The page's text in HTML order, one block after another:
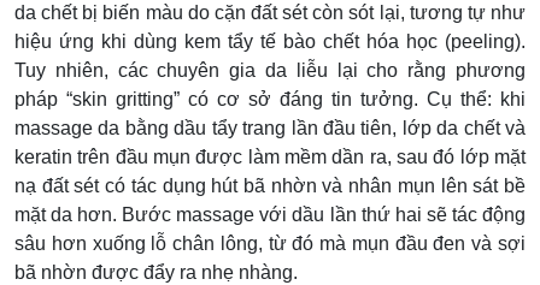
da chết bị biến màu do cặn đất sét còn sót lại, tương tự như
hiệu ứng khi dùng kem tẩy tế bào chết hóa học (peeling).
Tuy nhiên, các chuyên gia da liễu lại cho rằng phương
pháp “skin gritting” có cơ sở đáng tin tưởng. Cụ thể: khi
massage da bằng dầu tẩy trang lần đầu tiên, lớp da chết và
keratin trên đầu mụn được làm mềm dần ra, sau đó lớp mặt
nạ đất sét có tác dụng hút bã nhờn và nhân mụn lên sát bề
mặt da hơn. Bước massage với dầu lần thứ hai sẽ tác động
sâu hơn xuống lỗ chân lông, từ đó mà mụn đầu đen và sợi
bã nhờn được đẩy ra nhẹ nhàng.